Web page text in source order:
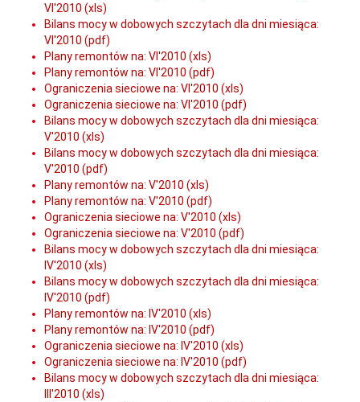
VI'2010 (xls)
Bilans mocy w dobowych szczytach dla dni miesiąca:
VI'2010 (pdf)
Plany remontów na: VI'2010 (xls)
Plany remontów na: VI'2010 (pdf)
Ograniczenia sieciowe na: VI'2010 (xls)
Ograniczenia sieciowe na: VI'2010 (pdf)
Bilans mocy w dobowych szczytach dla dni miesiąca:
V'2010 (xls)
Bilans mocy w dobowych szczytach dla dni miesiąca:
V'2010 (pdf)
Plany remontów na: V'2010 (xls)
Plany remontów na: V'2010 (pdf)
Ograniczenia sieciowe na: V'2010 (xls)
Ograniczenia sieciowe na: V'2010 (pdf)
Bilans mocy w dobowych szczytach dla dni miesiąca:
IV'2010 (xls)
Bilans mocy w dobowych szczytach dla dni miesiąca:
IV'2010 (pdf)
Plany remontów na: IV'2010 (xls)
Plany remontów na: IV'2010 (pdf)
Ograniczenia sieciowe na: IV'2010 (xls)
Ograniczenia sieciowe na: IV'2010 (pdf)
Bilans mocy w dobowych szczytach dla dni miesiąca:
III'2010 (xls)